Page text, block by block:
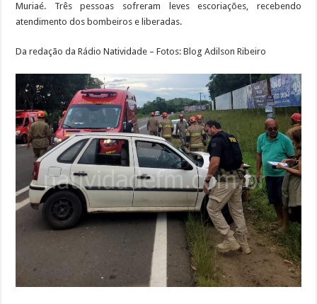
Muriaé. Três pessoas sofreram leves escoriações, recebendo
atendimento dos bombeiros e liberadas.
Da redação da Rádio Natividade – Fotos: Blog Adilson Ribeiro